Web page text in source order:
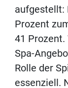
aufgestellt:
Prozent
41
Spa-
Rolle der
essenziell.